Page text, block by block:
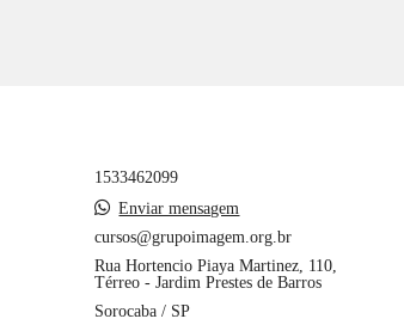
1533462099
Enviar mensagem
cursos@grupoimagem.org.br
Rua Hortencio Piaya Martinez, 110,
Térreo - Jardim Prestes de Barros
Sorocaba / SP